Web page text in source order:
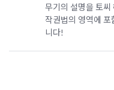
무기의 설명을 토씨
작권법의 영역에
니다!